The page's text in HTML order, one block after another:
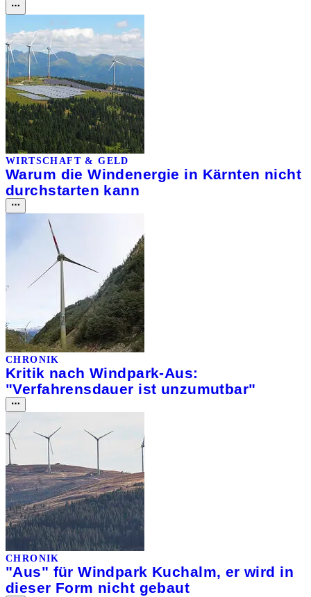
WIRTSCHAFT & GELD
Warum die Windenergie in Kärnten nicht
durchstarten kann
CHRONIK
Kritik nach Windpark-Aus:
"Verfahrensdauer ist unzumutbar"
CHRONIK
"Aus" für Windpark Kuchalm, er wird in
dieser Form nicht gebaut